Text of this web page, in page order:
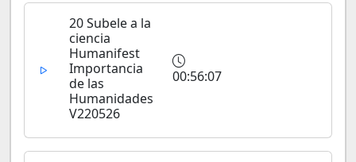
20 Subele a la
ciencia
Humanifest
Importancia
de las
Humanidades
V220526
00:56:07